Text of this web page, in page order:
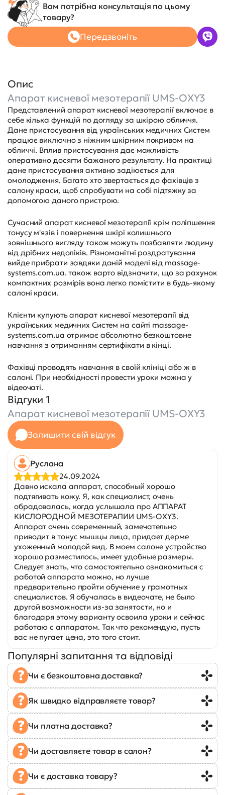
Вам потрібна консультація по цьому
товару?
Передзвоніть
Опис
Апарат кисневої мезотерапії UMS-OXY3
Представлений апарат кисневої мезотерапії включає в
себе кілька функцій по догляду за шкірою обличчя.
Дане пристосування від українських медичних Систем
працює виключно з ніжним шкірним покривом на
обличчі. Вплив пристосування дає можливість
оперативно досягти бажаного результату. На практиці
дане пристосування активно задіюється для
омолодження. Багато хто звертається до фахівців з
салону краси, щоб спробувати на собі підтяжку за
допомогою даного пристрою.
Сучасний апарат кисневої мезотерапії крім поліпшення
тонусу м'язів і повернення шкірі колишнього
зовнішнього вигляду також можуть позбавляти людину
від дрібних недоліків. Різноманітні роздратування
вийде прибрати завдяки даній моделі від massage-
systems.com.ua. також варто відзначити, що за рахунок
компактних розмірів вона легко помістити в будь-якому
салоні краси.
Клієнти купують апарат кисневої мезотерапії від
українських медичних Систем на сайті massage-
systems.com.ua отримає абсолютно безкоштовне
навчання з отриманням сертифікати в кінці.
Фахівці проводять навчання в своїй клініці або ж в
салоні. При необхідності провести уроки можна у
відеочаті.
Відгуки 1
Апарат кисневої мезотерапії UMS-OXY3
Залишити свій відгук
Руслана
24.09.2024
Давно искала аппарат, способный хорошо
подтягивать кожу. Я, как специалист, очень
обрадовалась, когда услышала про АППАРАТ
КИСЛОРОДНОЙ МЕЗОТЕРАПИИ UMS-OXY3.
Аппарат очень современный, замечательно
приводит в тонус мышцы лица, придает дерме
ухоженный молодой вид. В моем салоне устройство
хорошо разместилось, имеет удобные размеры.
Следует знать, что самостоятельно ознакомиться с
работой аппарата можно, но лучше
предварительно пройти обучение у грамотных
специалистов. Я обучалась в видеочате, не было
другой возможности из-за занятости, но и
благодаря этому варианту освоила уроки и сейчас
работаю с аппаратом. Так что рекомендую, пусть
вас не пугает цена, это того стоит.
Популярні запитання та відповіді
Чи є безкоштовна доставка?
Як швидко відправляєте товар?
Чи платна доставка?
Чи доставляєте товар в салон?
Чи є доставка товару?